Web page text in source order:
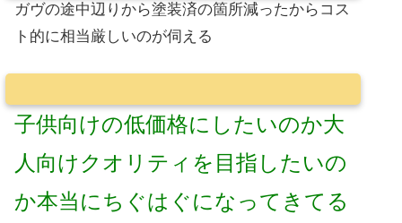
ガヴの途中辺りから塗装済の箇所減ったからコス
ト的に相当厳しいのが伺える
子供向けの低価格にしたいのか大
人向けクオリティを目指したいの
か本当にちぐはぐになってきてる